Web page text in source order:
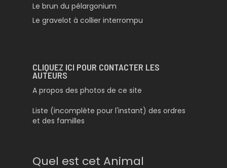
Le brun du pélargonium
Le gravelot à collier interrompu
CLIQUEZ ICI POUR CONTACTER LES
AUTEURS
A propos des photos de ce site
Liste (incomplète pour l'instant) des ordres
et des familles
Quel est cet Animal